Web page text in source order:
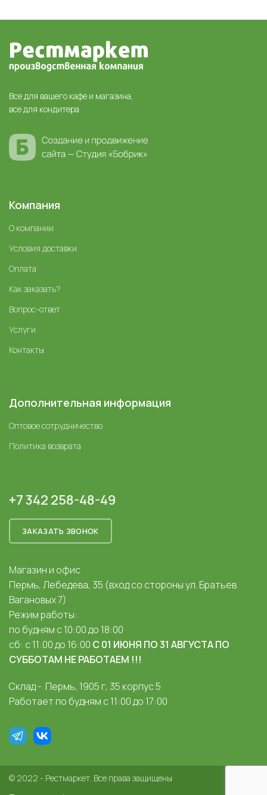
Все для вашего кафе и магазина,
все для кондитера
Компания
О компании
Условия доставки
Оплата
Как заказать?
Вопрос-ответ
Услуги
Контакты
Дополнительная информация
Оптовое сотрудничество
Политика возврата
+7 342 258-48-49
ЗАКАЗАТЬ ЗВОНОК
Магазин и офис
Пермь, Лебедева, 35 (вход со стороны ул. Братьев
Вагановых 7)
Режим работы:
по будням с 10:00 до 18:00
сб: с 11:00 до 16:00 С 01 ИЮНЯ ПО 31 АВГУСТА ПО
СУББОТАМ НЕ РАБОТАЕМ !!!
Склад - Пермь, 1905 г, 35 корпус 5
Работает по будням с 11:00 до 17:00
© 2022 - Рестмаркет. Все права защищены